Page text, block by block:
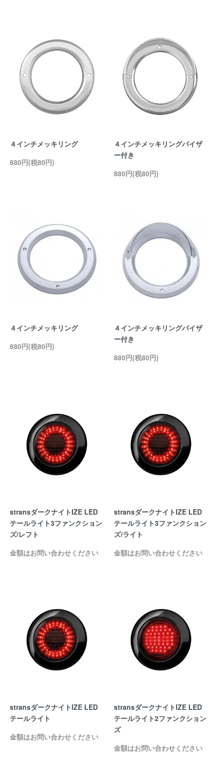
４インチメッキリング
880円(税80円)
４インチメッキリングバイザ
ー付き
880円(税80円)
４インチメッキリング
880円(税80円)
４インチメッキリングバイザ
ー付き
880円(税80円)
stransダークナイトIZE LED
テールライト3ファンクション
ズ/レフト
金額はお問い合わせください
stransダークナイトIZE LED
テールライト3ファンクション
ズ/ライト
金額はお問い合わせください
stransダークナイトIZE LED
テールライト
金額はお問い合わせください
stransダークナイトIZE LED
テールライト2ファンクション
ズ
金額はお問い合わせください